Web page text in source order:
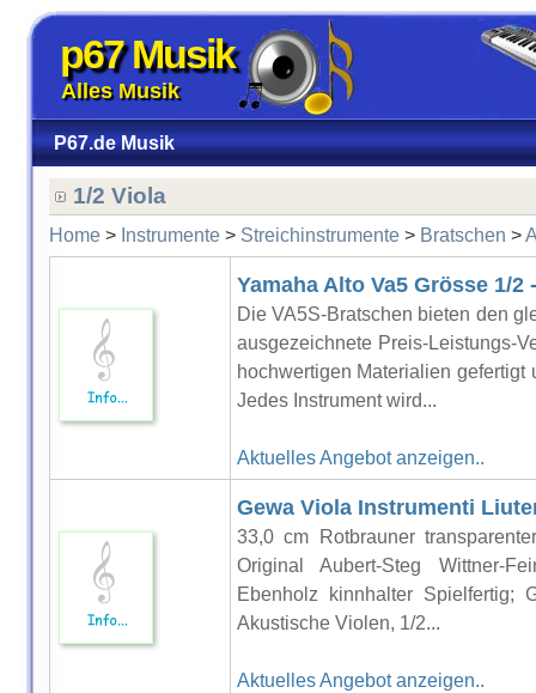
p67 Musik
Alles Musik
P67.de Musik
1/2 Viola
Home> Instrumente> Streichinstrumente> Bratschen >
Yamaha Alto Va5 Grösse 1/2
Die VA5S-Bratschen bieten den
ausgezeichnete Preis-Leistungs-
hochwertigen Materialien
Jedes Instrument wird...
Aktuelles Angebot anzeigen..
Gewa Viola Instrumenti
33,0 cm Rotbrauner
Original Aubert-Steg Wittner-
Ebenholz kinnhalter Spielfertig;
Akustische Violen, 1/2...
Aktuelles Angebot anzeigen..